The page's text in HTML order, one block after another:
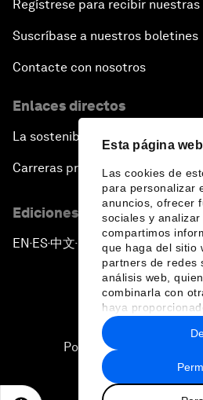
Esta página
Las cookies de
para personalizar
anuncios, ofrecer
sociales y analizar
compartimos
que haga del sitio
partners de redes
análisis web,
combinarla con
haya
recopilado a partir
hecho de sus
Regístrese para recibir
Suscríbase a nuestros boletines
Contacte con nosotros
Enlaces directos
La sostenibilidad en el Foro
Carreras profesionales
Ediciones en otros idiomas
EN ▪ES▪中文▪ 日本語
Política de privacidad y
Sitemap